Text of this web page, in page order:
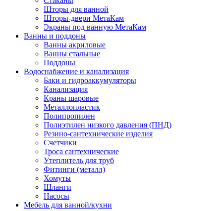
Шторы для ванной
Шторы-двери МетаКам
Экраны под ванную МетаКам
Ванны и поддоны
Ванны акриловые
Ванны стальные
Поддоны
Водоснабжение и канализация
Баки и гидроаккумуляторы
Канализация
Краны шаровые
Металлопластик
Полипропилен
Полиэтилен низкого давления (ПНД)
Резино-сантехнические изделия
Счетчики
Троса сантехнические
Утеплитель для труб
Фитинги (металл)
Хомуты
Шланги
Насосы
Мебель для ванной/кухни